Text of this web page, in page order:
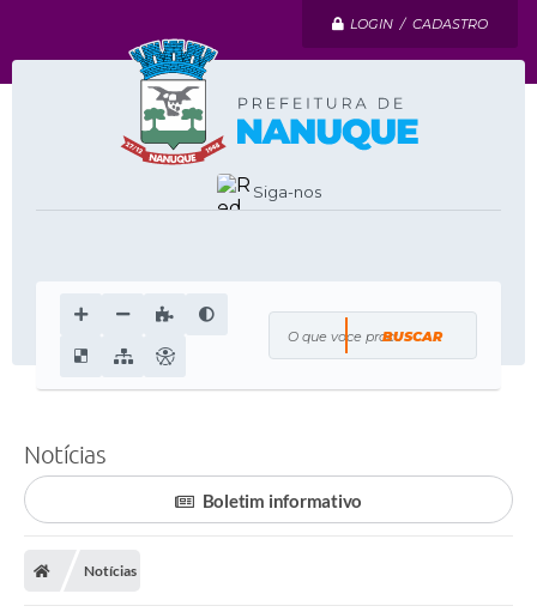
LOGIN / CADASTRO
Siga-nos
O que voce procura?
Notícias
Boletim informativo
Notícias